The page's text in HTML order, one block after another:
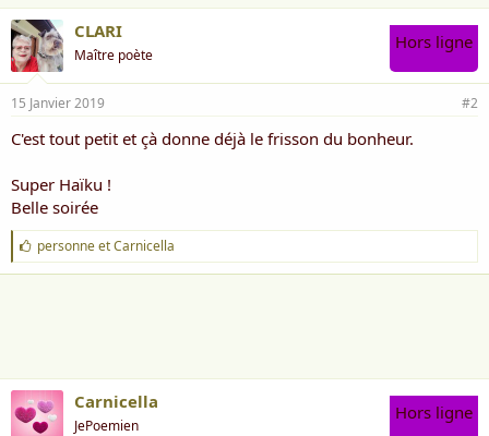
n
CLARI
Maître poète
Hors ligne
15 Janvier 2019 #2
C'est tout petit et çà donne déjà le frisson du bonheur.
Super Haïku !
Belle soirée
J
'
a
personneetCarnicella
Carnicella
JePoemien
Hors ligne